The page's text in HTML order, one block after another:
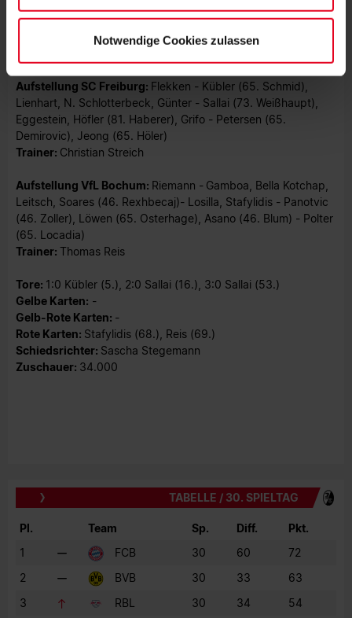
Notwendige Cookies zulassen
Foto: SC Freiburg
STENOGRAMM
Aufstellung SC Freiburg: Flekken - Kübler (65. Schmid),
Lienhart, N. Schlotterbeck, Günter - Sallai (73. Weißhaupt),
Eggestein, Höfler (81. Haberer), Grifo - Petersen (65.
Demirovic), Jeong (65. Höler)
Trainer: Christian Streich
Aufstellung VfL Bochum: Riemann - Gamboa, Bella Kotchap,
Leitsch, Soares (46. Rexhbecaj)- Losilla, Stafylidis - Panotvic
(46. Zoller), Löwen (65. Osterhage), Asano (46. Blum) - Polter
(65. Locadia)
Trainer: Thomas Reis
Tore: 1:0 Kübler (5.), 2:0 Sallai (16.), 3:0 Sallai (53.)
Gelbe Karten: -
Gelb-Rote Karten: -
Rote Karten: Stafylidis (68.), Reis (69.)
Schiedsrichter: Sascha Stegemann
Zuschauer: 34.000
TABELLE / 30. SPIELTAG
Pl. Team Sp. Diff.
Pkt.
1
FCB 30 60
72
2
BVB 30 33
63
3
RBL 30 34
54